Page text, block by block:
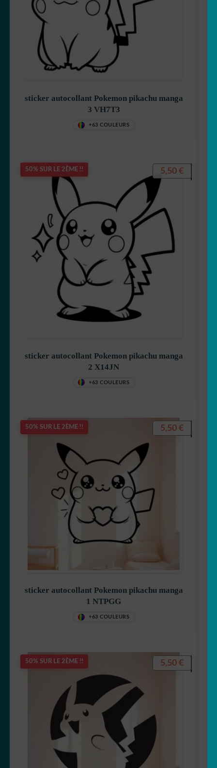
sticker autocollant Pokemon pikachu manga
3 VH7T3
+63 COULEURS
50% SUR LE 2ÈME !!
sticker autocollant Pokemon pikachu manga
2 X14JN
+63 COULEURS
5,50 €
50% SUR LE 2ÈME !!
sticker autocollant Pokemon pikachu manga
1 NTPGG
+63 COULEURS
5,50 €
50% SUR LE 2ÈME !! 5,50 €